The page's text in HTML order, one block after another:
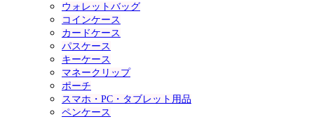
ウォレットバッグ
コインケース
カードケース
パスケース
キーケース
マネークリップ
ポーチ
スマホ・PC・タブレット用品
ペンケース